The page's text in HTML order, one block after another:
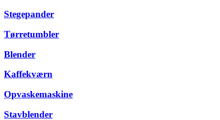
Stegepander
Tørretumbler
Blender
Kaffekværn
Opvaskemaskine
Stavblender